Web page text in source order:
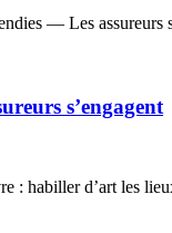
s’engagent